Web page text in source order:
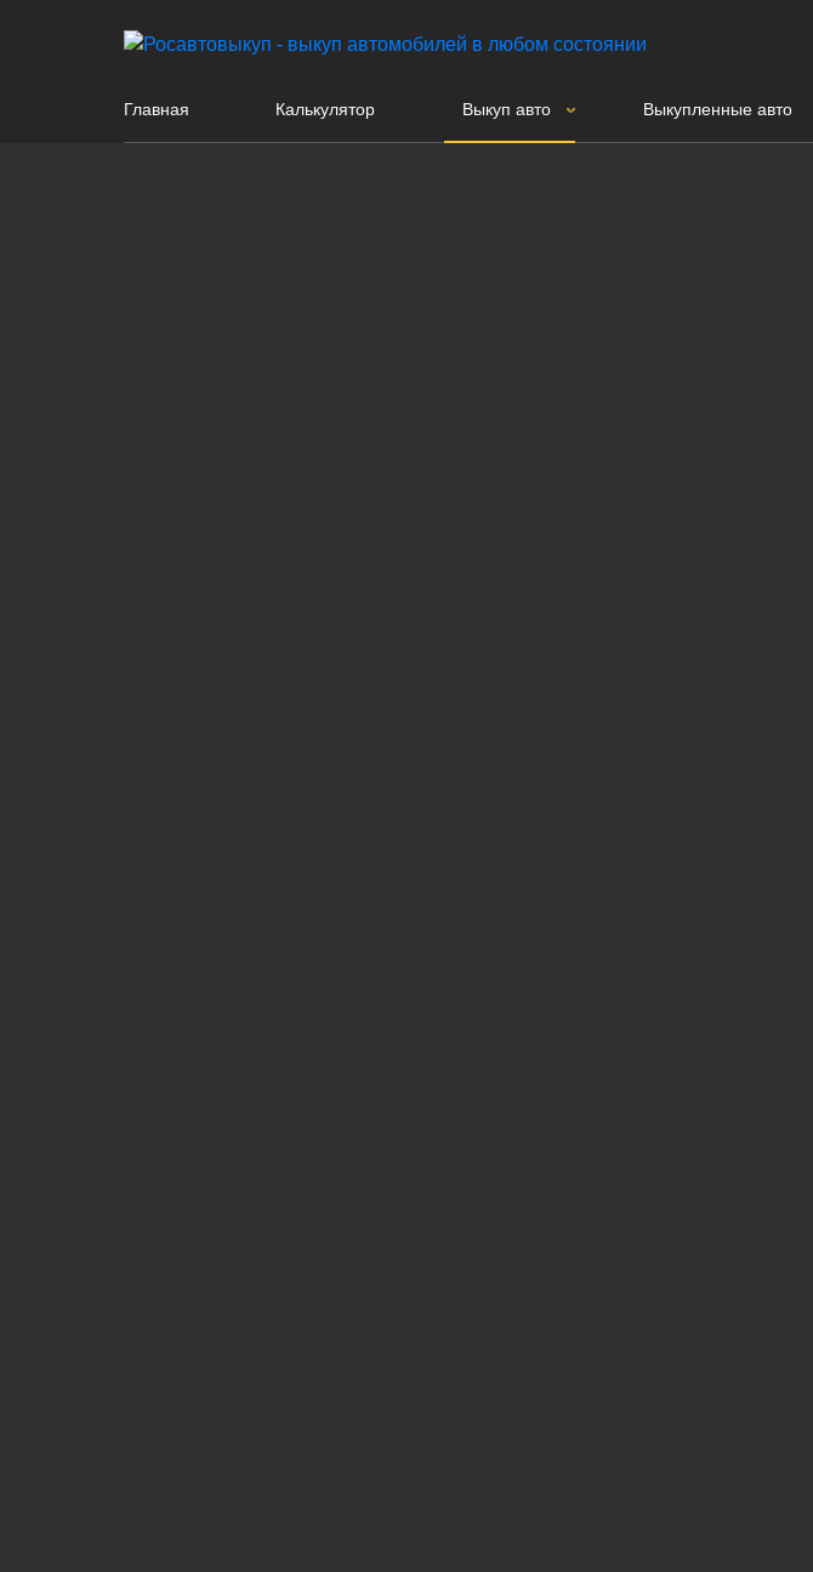
Главная Калькулятор Выкуп авто Выкупленные авто